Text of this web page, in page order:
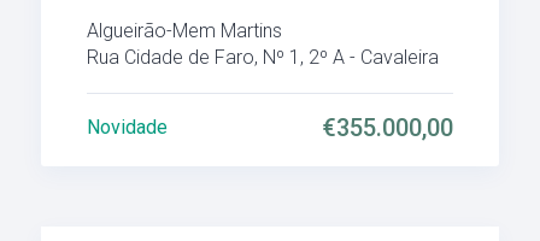
Algueirão-Mem Martins
Rua Cidade de Faro, Nº 1, 2º A - Cavaleira
€355.000,00
Novidade